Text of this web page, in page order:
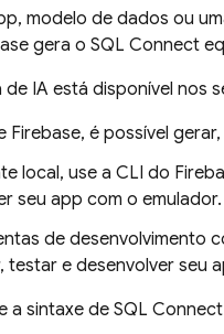
modelo de dados ou
gera o SQL Connect
de IA está disponível nos
Firebase, é possível
local, use a CLI do
seu app com o emulador.
de desenvolvimento
testar e desenvolver seu
a sintaxe de SQL Connect